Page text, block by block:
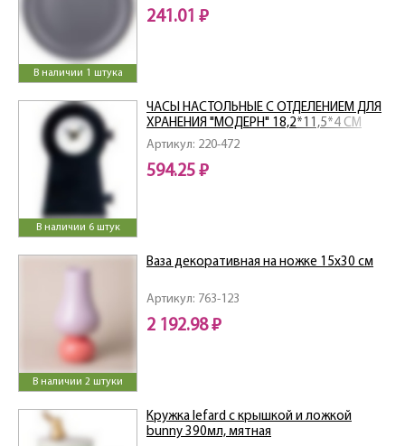
В наличии 1 штука
241.01 ₽
В наличии 6 штук
Артикул: 220-472
ЧАСЫ НАСТОЛЬНЫЕ С ОТДЕЛЕНИЕМ ДЛЯ
ХРАНЕНИЯ "МОДЕРН" 18,2*11,5*4 СМ
594.25 ₽
В наличии 2 штуки
Артикул: 763-123
Ваза декоративная на ножке 15х30 см
2 192.98 ₽
Кружка lefard с крышкой и ложкой
bunny 390мл, мятная